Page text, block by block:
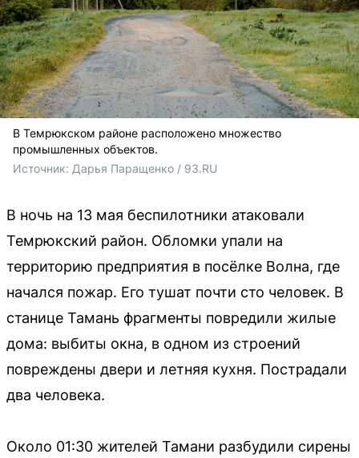
В Темрюкском районе расположено множество
промышленных объектов.
Источник: Дарья Паращенко / 93.RU
В ночь на 13 мая беспилотники атаковали
Темрюкский район. Обломки упали на
территорию предприятия в посёлке Волна, где
начался пожар. Его тушат почти сто человек. В
станице Тамань фрагменты повредили жилые
дома: выбиты окна, в одном из строений
повреждены двери и летняя кухня. Пострадали
два человека.
Около 01:30 жителей Тамани разбудили сирены